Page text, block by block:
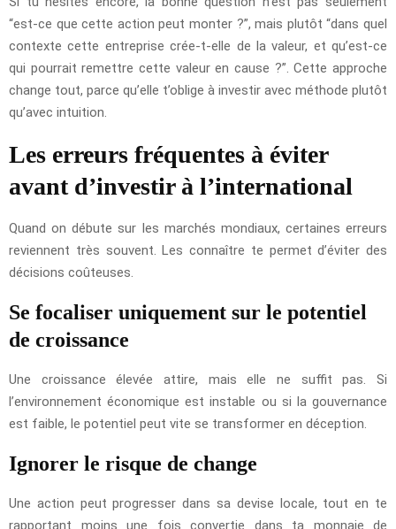
“est-ce que cette action peut monter ?”, mais plutôt “dans quel
contexte cette entreprise crée-t-elle de la valeur, et qu’est-ce
qui pourrait remettre cette valeur en cause ?”. Cette approche
change tout, parce qu’elle t’oblige à investir avec méthode plutôt
qu’avec intuition.
Les erreurs fréquentes à éviter
avant d’investir à l’international
Quand on débute sur les marchés mondiaux, certaines erreurs
reviennent très souvent. Les connaître te permet d’éviter des
décisions coûteuses.
Se focaliser uniquement sur le potentiel
de croissance
Une croissance élevée attire, mais elle ne suffit pas. Si
l’environnement économique est instable ou si la gouvernance
est faible, le potentiel peut vite se transformer en déception.
Ignorer le risque de change
Une action peut progresser dans sa devise locale, tout en te
rapportant moins une fois convertie dans ta monnaie de